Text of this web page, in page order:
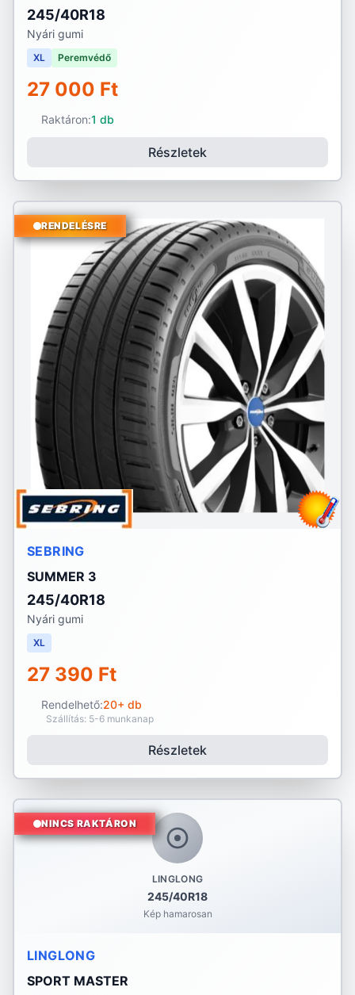
245/40R18
Nyári gumi
XL Peremvédő
27 000 Ft
Raktáron:1 db
Részletek
RENDELÉSRE
SEBRING
SUMMER 3
245/40R18
Nyári gumi
XL
27 390 Ft
Rendelhető:20+ db
Szállítás: 5-6 munkanap
Részletek
LINGLONG
245/40R18
Kép hamarosan
NINCS RAKTÁRON
LINGLONG
SPORT MASTER